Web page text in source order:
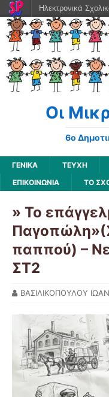
Οι
6ο
ΓΕΝΙΚΆ ΤΕΥΧΗ
ΕΠΙΚΟΙΝΩΝΙΑ
ΤΟ
» Το
παππού) –
ΣΤ2
ΒΑΣΙΛΙΚΟΠΟΥΛΟΥ
Ηλεκτρονικά